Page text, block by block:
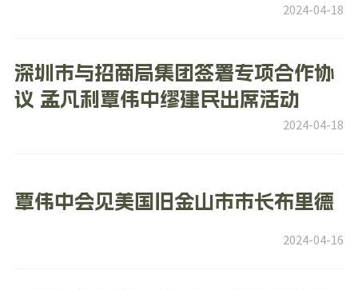
2024-04-18
2024-04-18
深圳市与招商局集团签署专项合作协
议 孟凡利覃伟中缪建民出席活动
2024-04-16
覃伟中会见美国旧金山市市长布里德